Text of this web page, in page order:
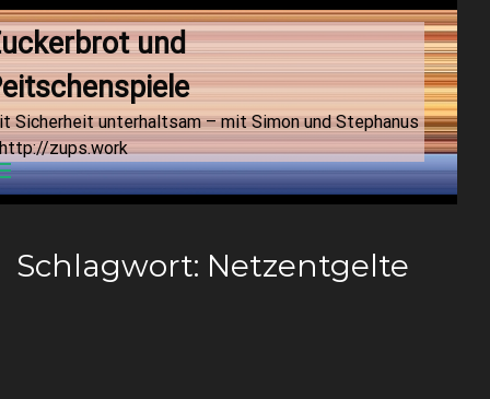
und
Sicherheit unterhaltsam – mit Simon und Stephanus
zups.work
Schlagwort: Netzentgelte